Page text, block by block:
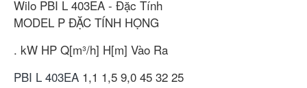
Wilo PBI L 403EA - Đặc Tính
MODEL P ĐẶC TÍNH HỌNG
. kW HP Q[m³/h] H[m] Vào Ra
PBI L 403EA 1,1 1,5 9,0 45 32 25